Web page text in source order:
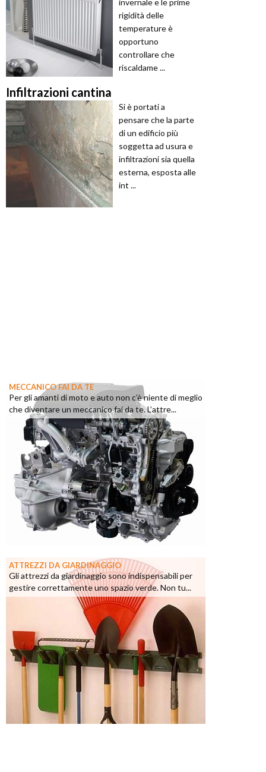
invernale e le prime
rigidità delle
temperature è
opportuno
controllare che
riscaldame ...
Infiltrazioni cantina
Si è portati a
pensare che la parte
di un edificio più
soggetta ad usura e
infiltrazioni sia quella
esterna, esposta alle
int ...
MECCANICO FAI DA TE
Per gli amanti di moto e auto non c’è niente di meglio
che diventare un meccanico fai da te. L’attre...
ATTREZZI DA GIARDINAGGIO
Gli attrezzi da giardinaggio sono indispensabili per
gestire correttamente uno spazio verde. Non tu...